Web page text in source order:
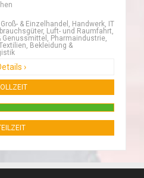
& Einzelhandel, Handwerk, IT
Luft- und Raumfahrt,
Genussmittel, Pharmaindustrie,
Bekleidung &
›